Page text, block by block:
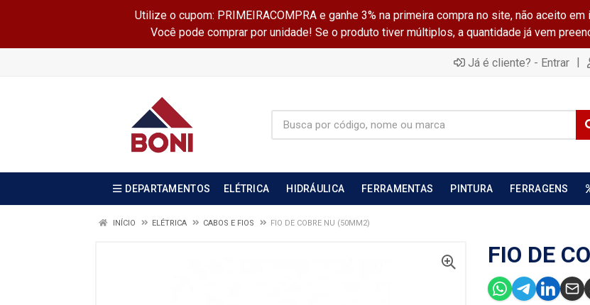
Utilize o cupom: PRIMEIRACOMPRA e ganhe 3% na primeira compra no site, não aceito
Você pode comprar por unidade! Se o produto tiver múltiplos, a quantidade já vem
Já é cliente? - Entrar |
DEPARTAMENTOS ELÉTRICA HIDRÁULICA FERRAMENTAS PINTURA FERRAGENS
INÍCIO ELÉTRICA CABOS E FIOS FIO DE COBRE NU (50MM2)
FIO DE